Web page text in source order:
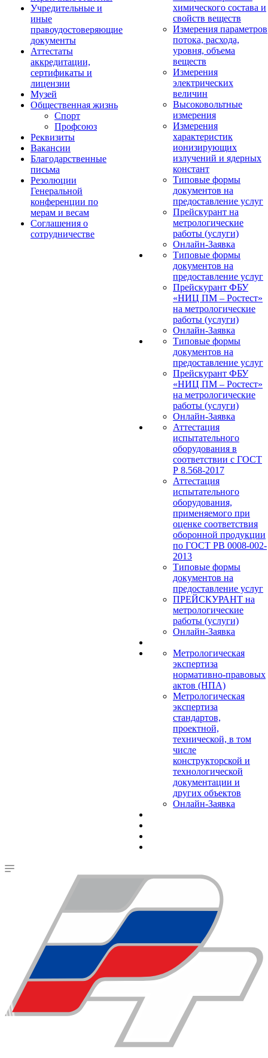
Учредительные и
иные
правоудостоверяющие
документы
Аттестаты
аккредитации,
сертификаты и
лицензии
Музей
Общественная жизнь
Спорт
Профсоюз
Реквизиты
Вакансии
Благодарственные
письма
Резолюции
Генеральной
конференции по
мерам и весам
Соглашения о
сотрудничестве
химического состава и
свойств веществ
Измерения параметров
потока, расхода,
уровня, объема
веществ
Измерения
электрических
величин
Высоковольтные
измерения
Измерения
характеристик
ионизирующих
излучений и ядерных
констант
Типовые формы
документов на
предоставление услуг
Прейскурант на
метрологические
работы (услуги)
Онлайн-Заявка
Типовые формы
документов на
предоставление услуг
Прейскурант ФБУ
«НИЦ ПМ – Ростест»
на метрологические
работы (услуги)
Онлайн-Заявка
Типовые формы
документов на
предоставление услуг
Прейскурант ФБУ
«НИЦ ПМ – Ростест»
на метрологические
работы (услуги)
Онлайн-Заявка
Аттестация
испытательного
оборудования в
соответствии с ГОСТ
Р 8.568-2017
Аттестация
испытательного
оборудования,
применяемого при
оценке соответствия
оборонной продукции
по ГОСТ РВ 0008-002-
2013
Типовые формы
документов на
предоставление услуг
ПРЕЙСКУРАНТ на
метрологические
работы (услуги)
Онлайн-Заявка
Метрологическая
экспертиза
нормативно-правовых
актов (НПА)
Метрологическая
экспертиза
стандартов,
проектной,
технической, в том
числе
конструкторской и
технологической
документации и
других объектов
Онлайн-Заявка